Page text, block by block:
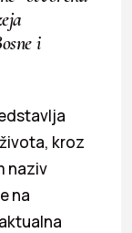
i
kroz
naziv
na